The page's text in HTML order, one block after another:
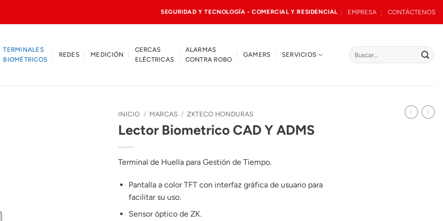
SEGURIDAD Y TECNOLOGÍA - COMERCIAL Y RESIDENCIAL EMPRESA CONTÁCTENOS
TERMINALES
BIOMÉTRICOS
REDES MEDICIÓN
CERCAS
ELÉCTRICAS
ALARMAS
CONTRA ROBO
GAMERS SERVICIOS
Buscar
por:
INICIO / MARCAS / ZKTECO HONDURAS
Lector Biometrico CAD Y ADMS
Terminal de Huella para Gestión de Tiempo.
Pantalla a color TFT con interfaz gráfica de usuario para
facilitar su uso.
Sensor óptico de ZK.